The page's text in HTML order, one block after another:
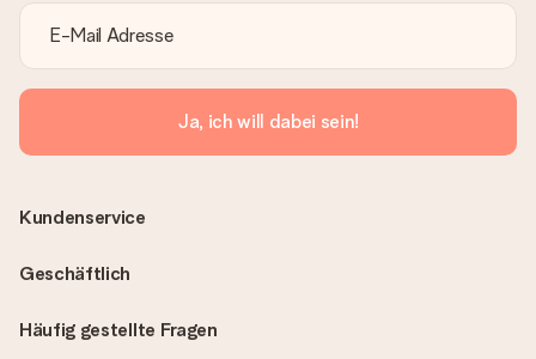
Ja, ich will dabei sein!
Häufig gestellte Fragen
Kundenservice
Geschäftlich